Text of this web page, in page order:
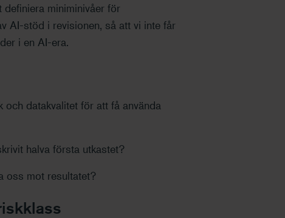
miniminivåer för
AI-stöd i revisionen, så att vi inte får
i en AI-era.
datakvalitet för att få använda
halva första utkastet?
oss mot resultatet?